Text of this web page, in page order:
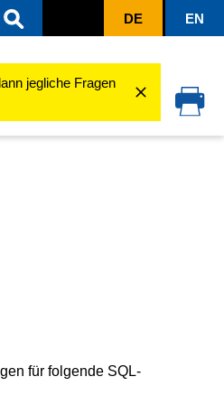
DE EN
jegliche Fragen
für folgende SQL-